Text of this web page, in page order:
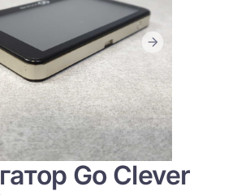
Go Clever